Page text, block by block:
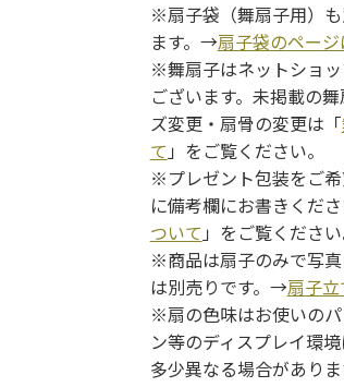
※扇子袋（舞扇子用）
ます。→扇子袋のページ
※舞扇子はネットショ
ございます。未掲載の
ズ変更・扇骨の変更は「
て 」をご覧ください。
※プレゼント包装をご
に備考欄にお書きくだ
ついて 」をご覧ください
※商品は扇子のみで写
は別売りです。→扇子
※扇の色味はお使いの
ン等のディスプレイ環
多少異なる場合がありま